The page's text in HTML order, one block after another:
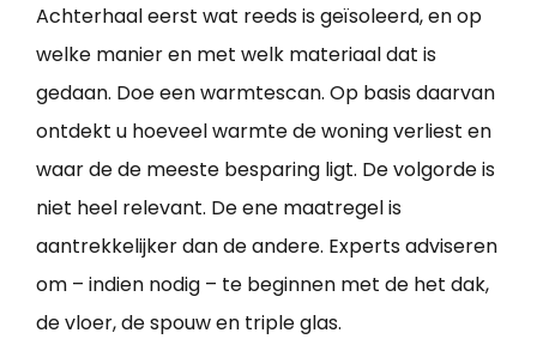
Achterhaal eerst wat reeds is geïsoleerd, en op
welke manier en met welk materiaal dat is
gedaan. Doe een warmtescan. Op basis daarvan
ontdekt u hoeveel warmte de woning verliest en
waar de de meeste besparing ligt. De volgorde is
niet heel relevant. De ene maatregel is
aantrekkelijker dan de andere. Experts adviseren
om – indien nodig – te beginnen met de het dak,
de vloer, de spouw en triple glas.